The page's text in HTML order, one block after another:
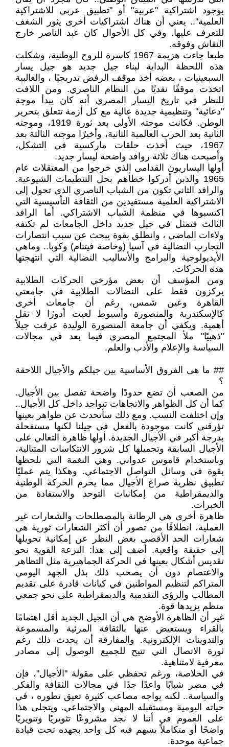
بوجود اشتراكية "عربية" أو "تطبيق عربي للاشتراكية
العلمية".. يعني أن هناك اشتراكيات أخرى يثور الشغف
للتعرف عليها. وفي كل الأحوال كان عبد الناصر خارج
النقاش وفوقه.
طبعا جاءت هزيمة 1967 كاسرة للروح الوطنية، وشكلت
هذه اللحظة البداية لبناء جيل جديد هو جيل يسار
السبعينيات ، بعضه أخذ موقف الرفض تدريجيًا ، والغالبية
اتخذت موقفًا نقديًا من النظام الناصري. ومن اللافت
للنظر في تاريخ اليسار المصري أنه كان يبدأ موجة
"دعائية" وتنظيمية جديدة عالية مع كل أزمة تتعلق بتحرير
الوطن. فكانت موجته الأولى بعد ثورة 1919، وموجته
الثانية بعد الحرب العالمية الثانية، وأخيرًا موجته الثالثة بعد
1967، حيث أخذت حلقات ماركسية في التشكل،
وأصبحت هناك ثلاثة روافد واضحة ليسار جديد.
أولها اليساريون القدامى الذي خرجوا من المعتقلات عام
1965 والذبن أدركوا خطأهم بحل التنظيمات الشيوعية.
والرافد الثاني تكون من الشباب الناصري الذي تحول إلى
الاشتراكية العلمية مستفيدين من الثقافة التأسيسية التي
اكتسبوها في منظمة الشباب الاشتراكي. أما الرافد
الثالث فتمثل في جيل جديد داخل الجامعات لم تكتفه
ولاءات الماضي ، وانطلق بقوة يبحث عن سبب انتصارات
التجارب النضالية في آسيا (وخاصة فيتنام) وكوبا.. وماهي
الأيديولوجية والبرامج والأساليب النضالية التي انتهجتها
هذه الحركات.
ومن المؤسف أن بعض مؤرخي الحركات الطلابية
يركزون فقط على النضالات الطلابية في جامعتي
القاهرة وعين شمس، رغم أن جامعات أخرى
كالإسكندرية والمنصورة وأسيوط لعبت أدورًا لا تقل
أهمية. ويكفي أن جامعة المنصورة الوليدة عرفت جيلاً
"ذهبيًا" ملأ المجتمع المصري فيما بعد في مجالات
السياسة والإعلام والأدب والعلم.
## ما هى الفروق الأساسية بين جيلكم والأجيال اللاحقة
؟
من الصعب أن تضع حدودًا واضحة تفصل بين الأجيال.
كما أن كل الظواهر والاتجاهات تتواجد داخل كل الأجيال..
وإن اختلفت النسب. ومع ذلك سأتحدث عن ظواهر بعينها
تؤرقني كانت موجودة بالفعل في جيلنا لكنها مستفحلة
بدرجة أكبر في الأجيال الجديدة. أولها ظاهرة التعالي على
الأجيال السابقة وتحميلها كل شرور الانتكاسات المتتالية،
وباستخدام قاموس عدواني. وهي النغمة التي نلحظها
بقوة في وسائل التواصل الاجتماعي. وهكذا يتم عمليًا
تطبيق نظرية صراع الأجيال مما يحرم الحركة الوطنية
والديمقراطية من إمكانيات التوحد والاستفادة من
الخبرات.
ظاهرة أخرى هي الرطانة بالمصطلحات والشعارات غير
العملية، انطلاقًا من تصور أن أكثر الشعارات ثورية هي
شعارات الحد الأقصى بغض النظر عن إمكانية تحويلها
إلى حقيقة واقعية. أضف إلى هذا: النزعة القوية نحو
تقديس أشكال بعينها في الحركة الجماهيرية مثل التظاهر
والاعتصام دون أن يصحب ذلك بذل الجهد اليومي
المتراكم لتنظيم المواطنين في كيانات قادرة على تقديم
المطالب والرؤى التقدمية والديمقراطية على نحو جمعي
منظم يزيدها قوة.
غير أن الظاهرة الأوضح هي أن الجيل الجديد أقل اهتمامًا
بالقراء ويستعيض عنها بالثقافة المرئية والمسموعة
والتدوينات الإلكترونية. والمفارقة أن يحدث ذلك رغم
ثورة الاتصال التي تتيح للجميع الوصول إلى مصادر
معرفية لامتناهية.
في الخلاصة، ورغم تحفظي على مقولة "الأجيال"، فإن
في مصر شبابًا واعدًا جدًا في مجالات الثقافة والفكر
والسياسة.. لكنه يواجه مصاعب كثيرة تعيق تطوره ، في
حياته اليومية ومستقبله المهني والاجتماعي. ويتجلى هذا
على العموم في أننا لا نجد مشروعًا تثويريًا وتنويريًا
واضحًا أو متكاملاً يسهم فيه كل واحد بجهده تحت قيادة
جماعية موحدة.